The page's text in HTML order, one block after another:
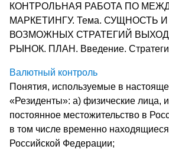
КОНТРОЛЬНАЯ РАБОТА ПО
МАРКЕТИНГУ. Тема. СУЩНОСТЬ
ВОЗМОЖНЫХ СТРАТЕГИЙ
РЫНОК. ПЛАН. Введение.
Валютный контроль
Понятия, используемые в
«Резиденты»: а) физические лица,
постоянное местожительство в
в том числе временно
Российской Федерации;